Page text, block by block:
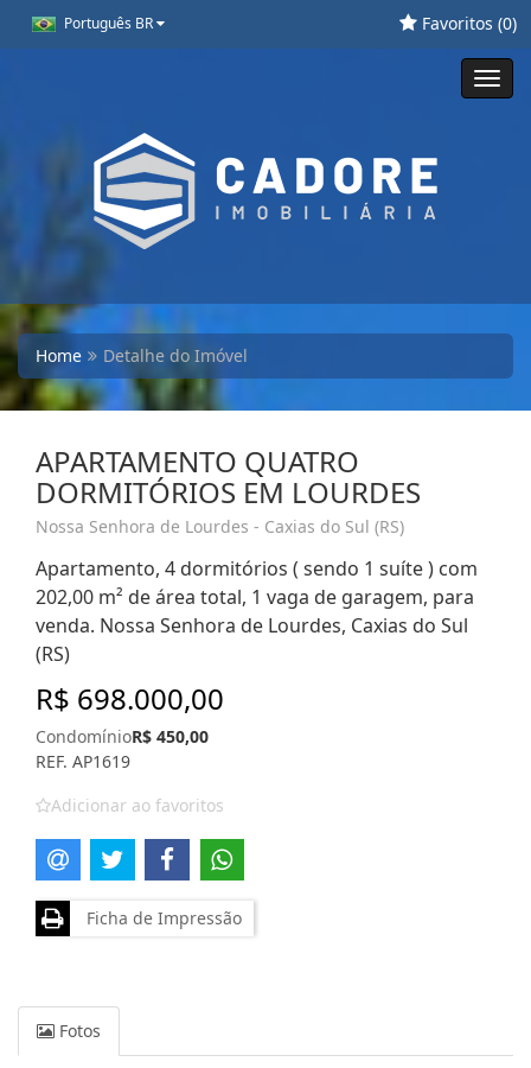
Português BR Favoritos (0)
Home Detalhe do Imóvel
APARTAMENTO QUATRO
DORMITÓRIOS EM LOURDES
Nossa Senhora de Lourdes - Caxias do Sul (RS)
Apartamento, 4 dormitórios ( sendo 1 suíte ) com
202,00 m² de área total, 1 vaga de garagem, para
venda. Nossa Senhora de Lourdes, Caxias do Sul
(RS)
R$ 698.000,00
CondomínioR$ 450,00
REF. AP1619
Adicionar ao favoritos
Ficha de Impressão
Fotos